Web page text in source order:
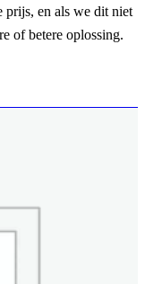
prijs, en als we dit niet
of betere oplossing.